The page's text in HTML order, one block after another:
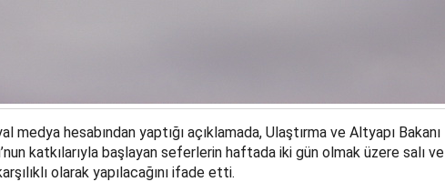
medya hesabından yaptığı açıklamada, Ulaştırma ve Altyapı Bakanı
katkılarıyla başlayan seferlerin haftada iki gün olmak üzere salı ve
olarak yapılacağını ifade etti.